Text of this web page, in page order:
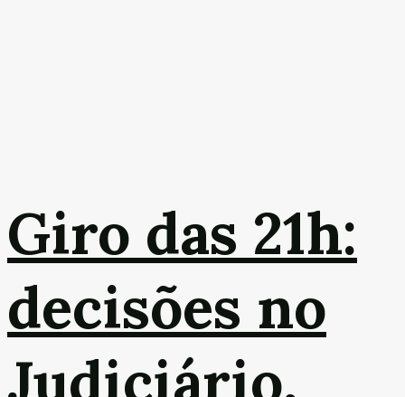
Giro das 21h:
decisões no
Judiciário,